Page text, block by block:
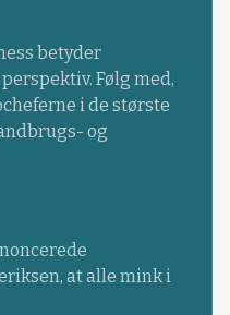
betyder
Følg med,
i de største
og
at alle mink i